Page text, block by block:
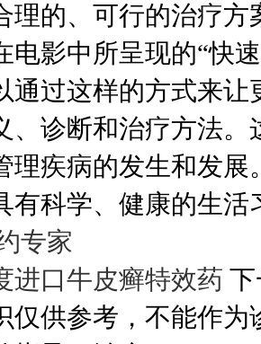
理的、可行的治疗方
电影中所呈现的“快
通过这样的方式来
、诊断和治疗方法
理疾病的发生和发
有科学、健康的生
专家
进口牛皮癣特效药
仅供参考，不能作